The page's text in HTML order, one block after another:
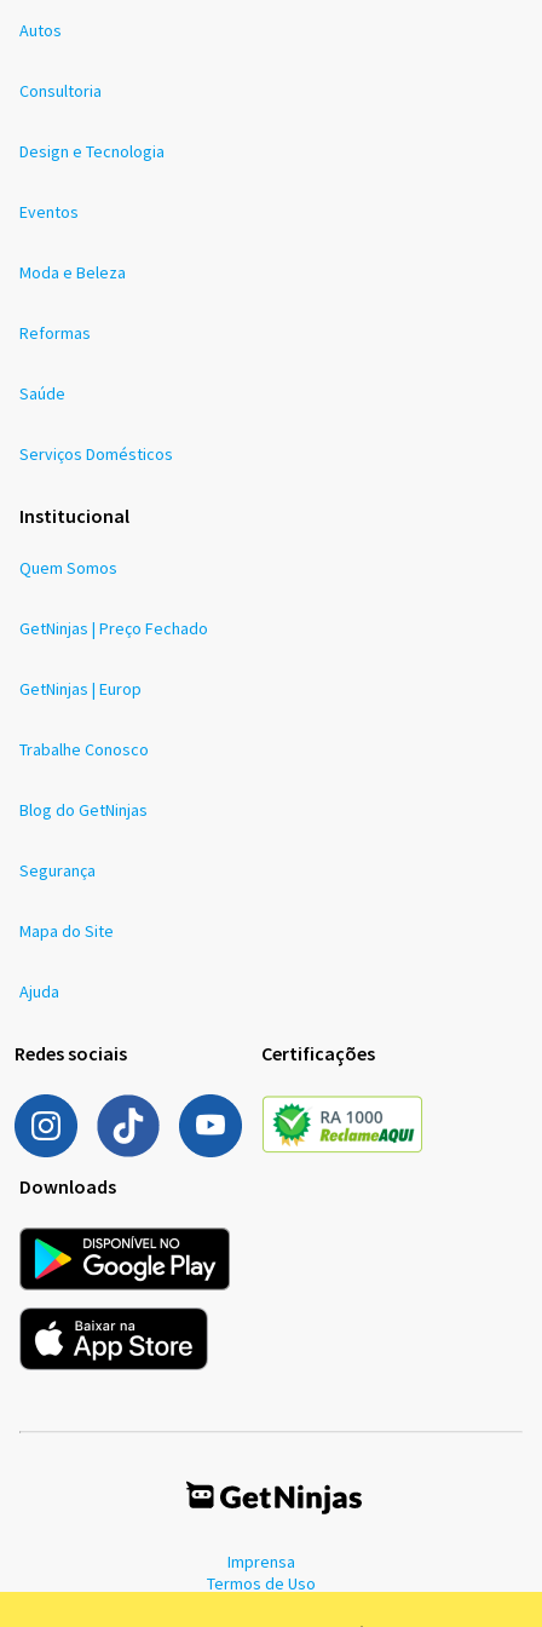
Autos
Consultoria
Design e Tecnologia
Eventos
Moda e Beleza
Reformas
Saúde
Serviços Domésticos
Institucional
Quem Somos
GetNinjas | Preço Fechado
GetNinjas | Europ
Trabalhe Conosco
Blog do GetNinjas
Segurança
Mapa do Site
Ajuda
Redes sociais Certificações
Downloads
Imprensa
Termos de Uso